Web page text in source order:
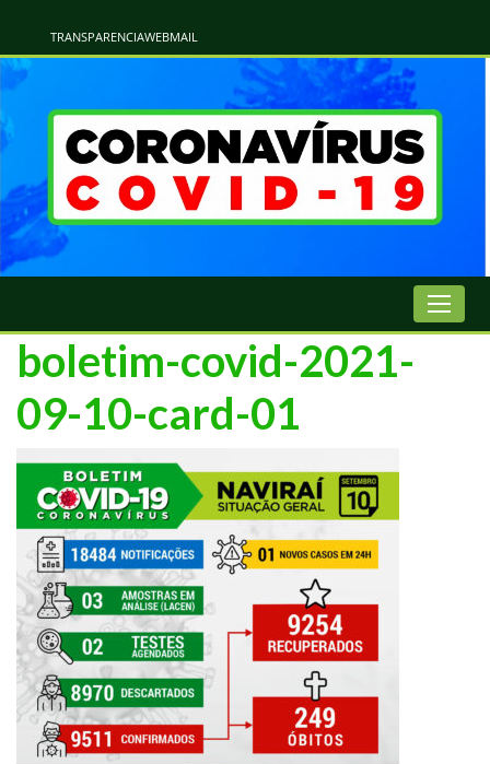
TRANSPARENCIAWEBMAIL
boletim-covid-2021-
09-10-card-01